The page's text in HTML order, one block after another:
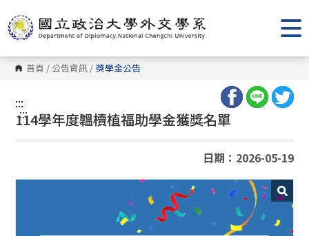
到
主
要
內
容
區 首頁 / 公告資訊 / 獎學金公告
:::
:::
114學年度韞櫝植福助學金獲獎名單
日期：2026-05-19